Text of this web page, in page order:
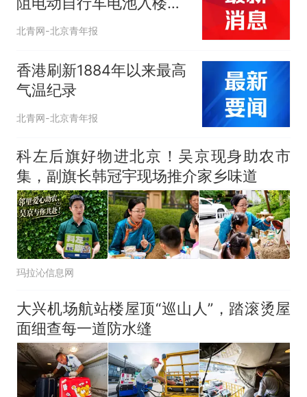
0.3秒预警3分钟上门处置
北青网-北京青年报
香港刷新1884年以来最高
气温纪录
北青网-北京青年报
科左后旗好物进北京！吴京现身助农市
集，副旗长韩冠宇现场推介家乡味道
玛拉沁信息网
大兴机场航站楼屋顶“巡山人”，踏滚烫屋
面细查每一道防水缝